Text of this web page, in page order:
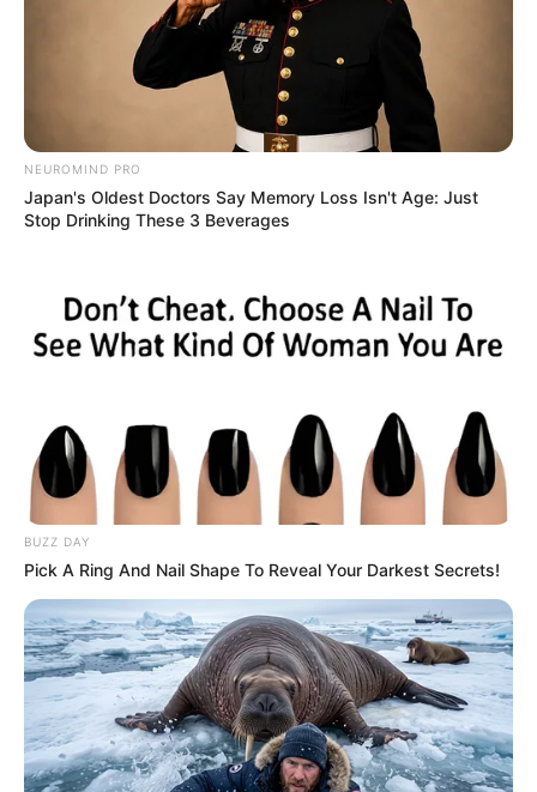
NEUROMIND PRO
Japan's Oldest Doctors Say Memory Loss Isn't Age: Just
Stop Drinking These 3 Beverages
BUZZ DAY
Pick A Ring And Nail Shape To Reveal Your Darkest Secrets!